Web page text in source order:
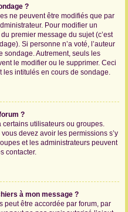
?
ne peuvent être modifiés que par
Pour modifier un
du premier message du sujet (c’est
Si personne n’a voté, l’auteur
sondage. Autrement, seuls les
le modifier ou le supprimer. Ceci
intitulés en cours de sondage.
?
utilisateurs ou groupes.
devez avoir les permissions s’y
et les administrateurs peuvent
contacter.
à mon message ?
peut être accordée par forum, par